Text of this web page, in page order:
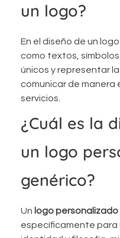
un logo?
En el diseño de un
como textos,
únicos y representar
comunicar de manera
servicios.
¿Cuál es la
un logo
genérico?
Un logo personalizado
específicamente para